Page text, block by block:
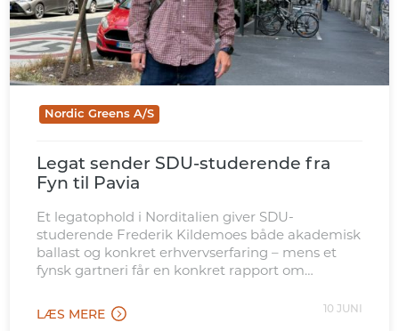
Nordic Greens A/S
Legat sender SDU-studerende fra
Fyn til Pavia
Et legatophold i Norditalien giver SDU-
studerende Frederik Kildemoes både akademisk
ballast og konkret erhvervserfaring – mens et
fynsk gartneri får en konkret rapport om
LÆS MERE 10 JUNI